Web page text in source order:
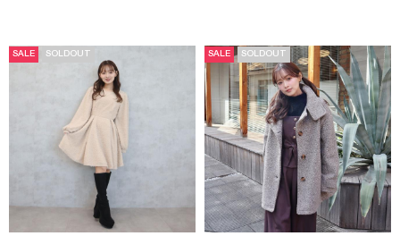
SALE SOLDOUT SALE SOLDOUT